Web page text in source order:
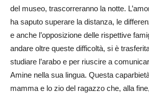
del museo, trascorreranno la notte.
ha saputo superare la distanza, le
e anche l’opposizione delle rispettive
andare oltre queste difficoltà, si è
studiare l’arabo e per riuscire a
Amine nella sua lingua. Questa
mamma e lo zio del ragazzo che, alla